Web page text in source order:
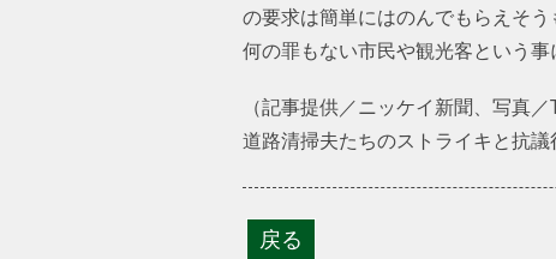
の要求は簡単にはのんでもらえそ
何の罪もない市民や観光客という
（記事提供／ニッケイ新聞、写真
道路清掃夫たちのストライキと抗